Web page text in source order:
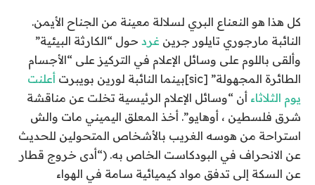
كل هذا هو النعناع البري لسلالة معينة من الجناح الأيمن.
النائبة مارجوري تايلور جرين غرد حول “الكارثة البيئية”
وألقى باللوم على وسائل الإعلام في التركيز على “الأجسام
الطائرة المجهولة” [sic]بينما النائبة لورين بويبرت
أعلنت
يوم الثلاثاء أن “وسائل الإعلام الرئيسية تخلت عن مناقشة
شرق فلسطين ، أوهايو”. أخذ المعلق اليميني مات والش
استراحة من هوسه الغريب بالأشخاص المتحولين للحديث
عن الانحراف في البودكاست الخاص به. (“أدى خروج قطار
عن السكة إلى تدفق مواد كيميائية سامة في الهواء